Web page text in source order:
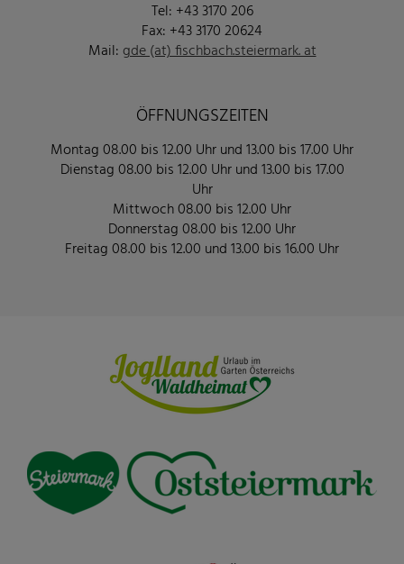
Tel: +43 3170 206
Fax: +43 3170 20624
Mail: gde (at) fischbach.steiermark. at
ÖFFNUNGSZEITEN
Montag 08.00 bis 12.00 Uhr und 13.00 bis 17.00 Uhr
Dienstag 08.00 bis 12.00 Uhr und 13.00 bis 17.00
Uhr
Mittwoch 08.00 bis 12.00 Uhr
Donnerstag 08.00 bis 12.00 Uhr
Freitag 08.00 bis 12.00 und 13.00 bis 16.00 Uhr